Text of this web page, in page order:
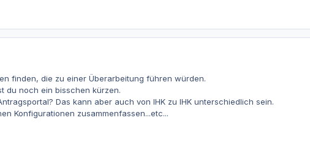
finden, die zu einer Überarbeitung führen würden.
du noch ein bisschen kürzen.
Das kann aber auch von IHK zu IHK unterschiedlich sein.
Konfigurationen zusammenfassen...etc...